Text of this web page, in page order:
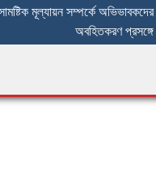
মূল্যায়ন সম্পর্কে অভিভাবকদের
অবহিতকরণ প্রসঙ্গে